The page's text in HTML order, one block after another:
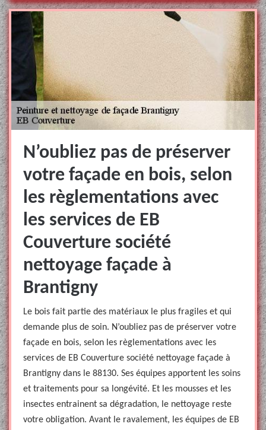
N’oubliez pas de préserver
votre façade en bois, selon
les règlementations avec
les services de EB
Couverture société
nettoyage façade à
Brantigny
Le bois fait partie des matériaux le plus fragiles et qui
demande plus de soin. N’oubliez pas de préserver votre
façade en bois, selon les règlementations avec les
services de EB Couverture société nettoyage façade à
Brantigny dans le 88130. Ses équipes apportent les soins
et traitements pour sa longévité. Et les mousses et les
insectes entrainent sa dégradation, le nettoyage reste
votre obligation. Avant le ravalement, les équipes de EB